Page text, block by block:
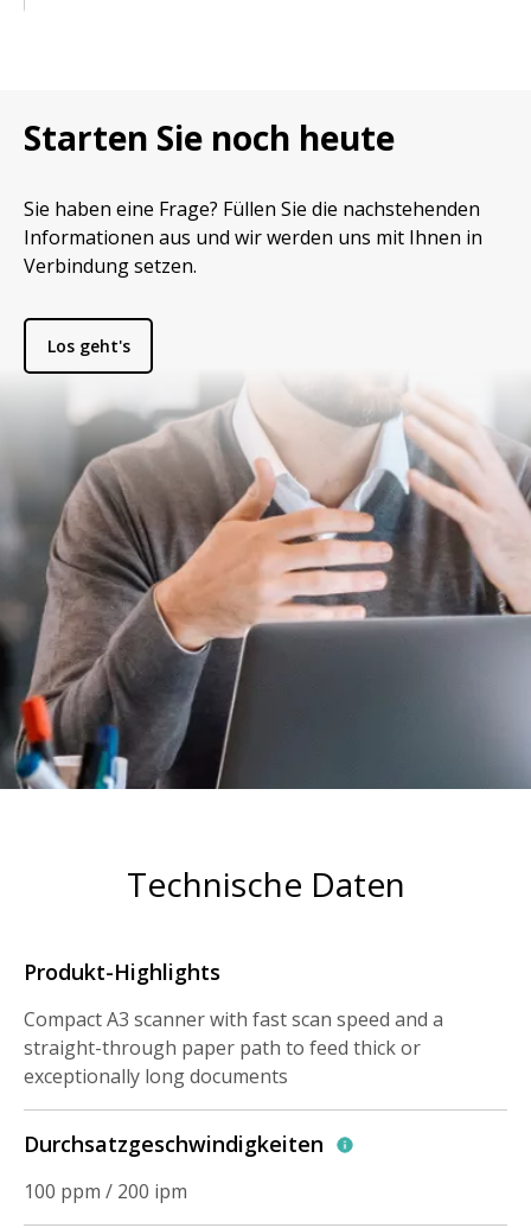
Starten Sie noch heute
Sie haben eine Frage? Füllen Sie die nachstehenden
Informationen aus und wir werden uns mit Ihnen in
Verbindung setzen.
Los geht's
Technische Daten
Produkt-Highlights
Compact A3 scanner with fast scan speed and a
straight-through paper path to feed thick or
exceptionally long documents
Durchsatzgeschwindigkeiten
100 ppm / 200 ipm